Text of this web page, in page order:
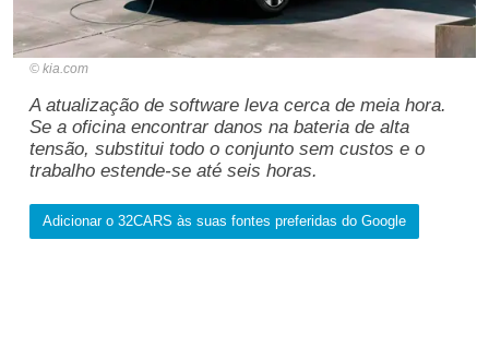
kia.com
A atualização de software leva cerca de meia hora.
Se a oficina encontrar danos na bateria de alta
tensão, substitui todo o conjunto sem custos e o
trabalho estende-se até seis horas.
Adicionar o 32CARS às suas fontes preferidas do Google